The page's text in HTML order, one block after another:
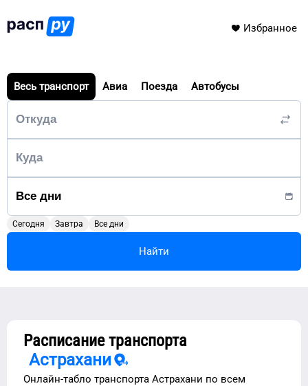
Избранное
Весь транспорт Авиа Поезда Автобусы
Сегодня Завтра Все дни
Найти
Расписание транспорта
Астрахани
Онлайн-табло транспорта Астрахани по всем